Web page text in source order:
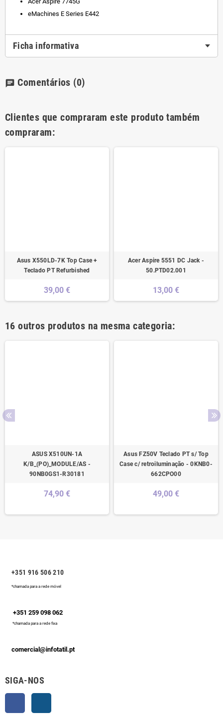
eMachines E Series E442
Ficha informativa
chat Comentários (0)
Clientes que compraram este produto também
compraram:
Asus X550LD-7K Top Case +
Teclado PT Refurbished
39,00 €
Acer Aspire 5551 DC Jack -
50.PTD02.001
13,00 €
16 outros produtos na mesma categoria:
ASUS X510UN-1A
K/B_(PO)_MODULE/AS -
90NB0GS1-R30181
74,90 €
Asus FZ50V Teclado PT s/ Top
Case c/ retroiluminação - 0KNB0-
662CPO00
49,00 €
+351 916 506 210
*chamada para a rede móvel
+351 259 098 062
*chamada para a rede fixa
comercial@infotatil.pt
SIGA-NOS